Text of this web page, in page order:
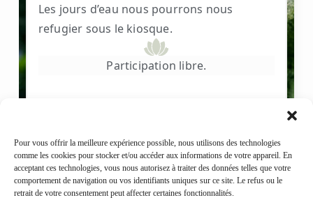
Pour vous offrir la meilleure expérience possible, nous utilisons des technologies
comme les cookies pour stocker et/ou accéder aux informations de votre appareil. En
acceptant ces technologies, vous nous autorisez à traiter des données telles que votre
comportement de navigation ou vos identifiants uniques sur ce site. Le refus ou le
retrait de votre consentement peut affecter certaines fonctionnalités.
Les jours d’eau nous pourrons nous
refugier sous le kiosque.
Participation libre.